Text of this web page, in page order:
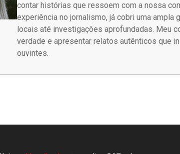
contar histórias que ressoem com a nossa
experiência no jornalismo, já cobri uma
locais até investigações aprofundadas. Meu
verdade e apresentar relatos autênticos que
ouvintes.